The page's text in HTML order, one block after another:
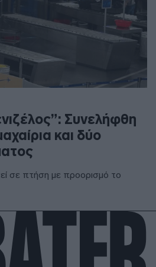
Συνελήφθη
και δύο
σε πτήση με προορισμό το